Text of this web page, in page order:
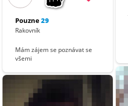
Pouzne29
Rakovník
Mám zájem se poznávat se
všemi